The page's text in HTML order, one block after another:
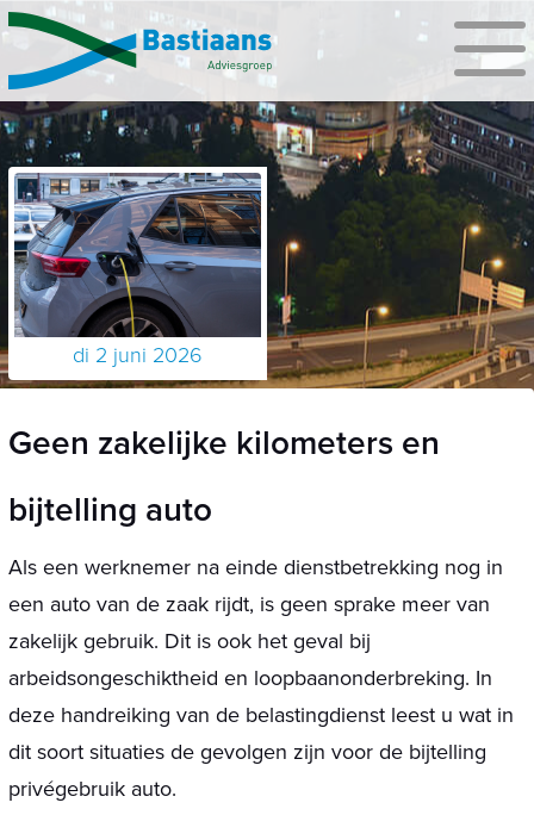
di 2 juni 2026
Geen zakelijke kilometers en
bijtelling auto
Als een werknemer na einde dienstbetrekking nog in
een auto van de zaak rijdt, is geen sprake meer van
zakelijk gebruik. Dit is ook het geval bij
arbeidsongeschiktheid en loopbaanonderbreking. In
deze handreiking van de belastingdienst leest u wat in
dit soort situaties de gevolgen zijn voor de bijtelling
privégebruik auto.